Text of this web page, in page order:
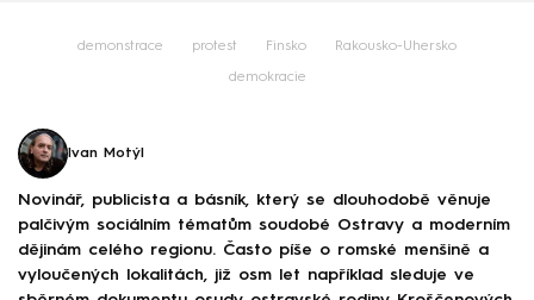
demonstrace protest Finsko Rakousko-Uhersko
demokracie
Ivan Motýl
Novinář, publicista a básník, který se dlouhodobě věnuje
palčivým sociálním tématům soudobé Ostravy a moderním
dějinám celého regionu. Často píše o romské menšině a
vyloučených lokalitách, již osm let například sleduje ve